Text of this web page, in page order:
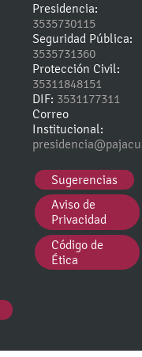
Presidencia:
3535730115
Seguridad Pública:
3535731360
Protección Civil:
35311848151
DIF: 3531177311
Correo
Institucional:
Sugerencias
Aviso de
Privacidad
Código de
Ética